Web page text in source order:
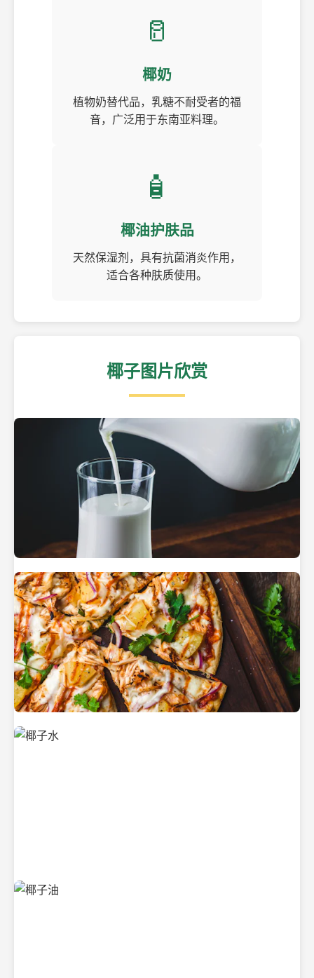
🥛
椰奶
植物奶替代品，乳糖不耐受者的福
音，广泛用于东南亚料理。
🧴
椰油护肤品
天然保湿剂，具有抗菌消炎作用，
适合各种肤质使用。
椰子图片欣赏
热带海滩上的椰子树
新鲜采摘的椰子
清凉解渴的椰子水